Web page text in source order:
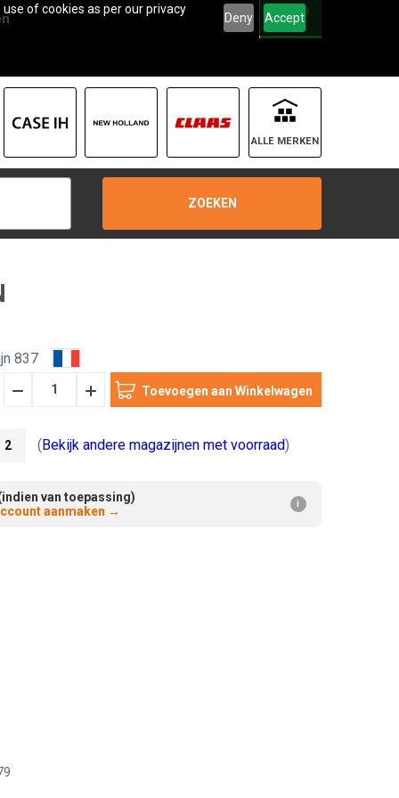
of cookies as per our privacy
Deny Accept
0
ALLE MERKEN
ZOEKEN
837
HoeveelheidHoeveelheid
2
(Bekijk andere magazijnen met voorraad)
van toepassing)
aanmaken → i